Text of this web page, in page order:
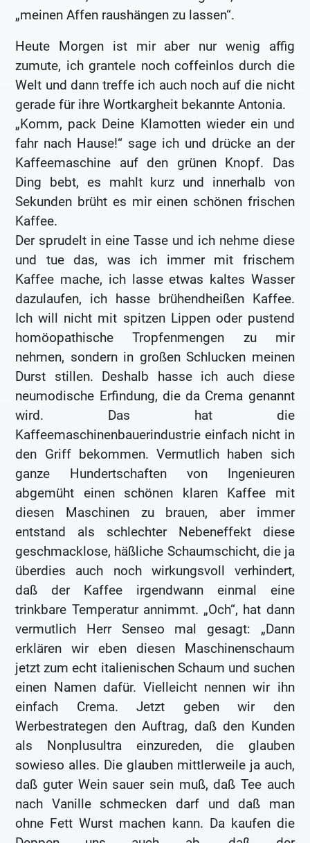
„meinen Affen raushängen zu lassen“.
Heute Morgen ist mir aber nur wenig affig
zumute, ich grantele noch coffeinlos durch die
Welt und dann treffe ich auch noch auf die nicht
gerade für ihre Wortkargheit bekannte Antonia.
„Komm, pack Deine Klamotten wieder ein und
fahr nach Hause!“ sage ich und drücke an der
Kaffeemaschine auf den grünen Knopf. Das
Ding bebt, es mahlt kurz und innerhalb von
Sekunden brüht es mir einen schönen frischen
Kaffee.
Der sprudelt in eine Tasse und ich nehme diese
und tue das, was ich immer mit frischem
Kaffee mache, ich lasse etwas kaltes Wasser
dazulaufen, ich hasse brühendheißen Kaffee.
Ich will nicht mit spitzen Lippen oder pustend
homöopathische Tropfenmengen zu mir
nehmen, sondern in großen Schlucken meinen
Durst stillen. Deshalb hasse ich auch diese
neumodische Erfindung, die da Crema genannt
wird. Das hat die
Kaffeemaschinenbauerindustrie einfach nicht in
den Griff bekommen. Vermutlich haben sich
ganze Hundertschaften von Ingenieuren
abgemüht einen schönen klaren Kaffee mit
diesen Maschinen zu brauen, aber immer
entstand als schlechter Nebeneffekt diese
geschmacklose, häßliche Schaumschicht, die ja
überdies auch noch wirkungsvoll verhindert,
daß der Kaffee irgendwann einmal eine
trinkbare Temperatur annimmt. „Och“, hat dann
vermutlich Herr Senseo mal gesagt: „Dann
erklären wir eben diesen Maschinenschaum
jetzt zum echt italienischen Schaum und suchen
einen Namen dafür. Vielleicht nennen wir ihn
einfach Crema. Jetzt geben wir den
Werbestrategen den Auftrag, daß den Kunden
als Nonplusultra einzureden, die glauben
sowieso alles. Die glauben mittlerweile ja auch,
daß guter Wein sauer sein muß, daß Tee auch
nach Vanille schmecken darf und daß man
ohne Fett Wurst machen kann. Da kaufen die